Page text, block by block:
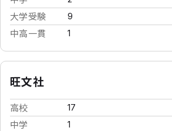
大学受験 9
中高一貫 1
旺文社
高校 17
中学 1